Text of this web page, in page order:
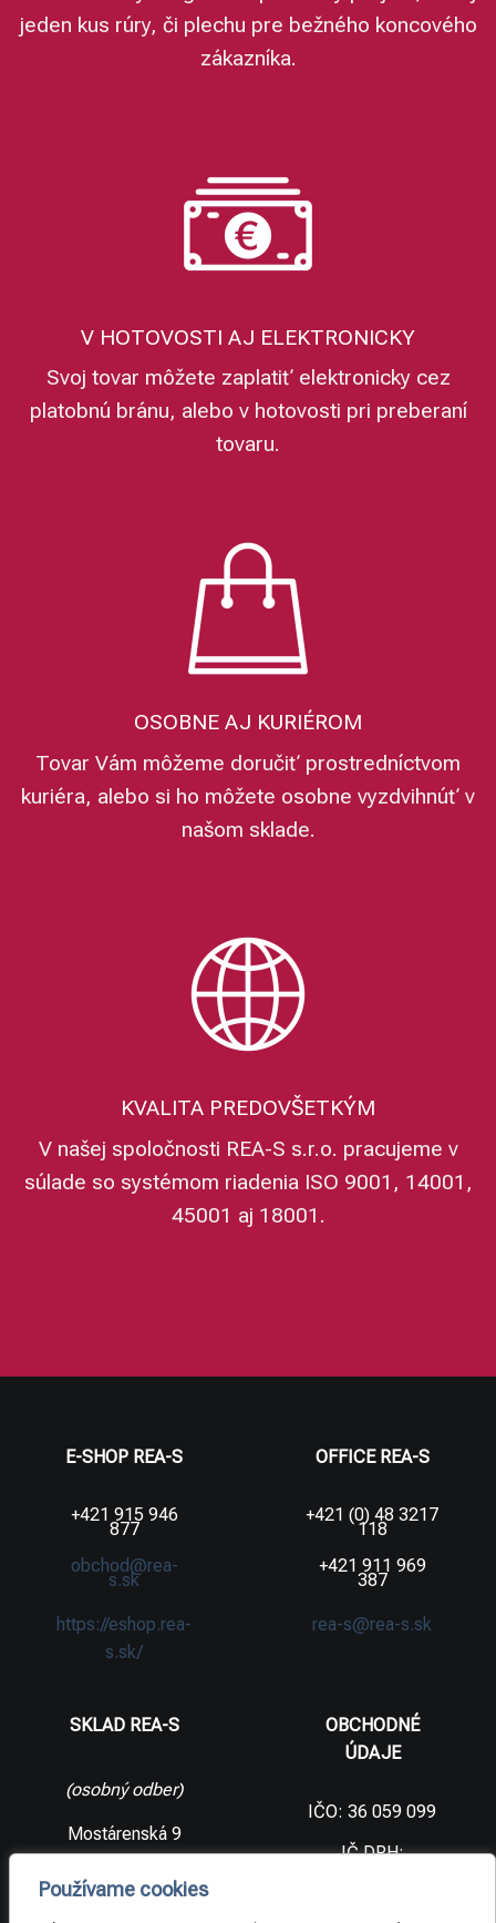
Používame cookies
jeden kus rúry, či plechu pre bežného koncového
zákazníka.
V HOTOVOSTI AJ ELEKTRONICKY
Svoj tovar môžete zaplatiť elektronicky cez
platobnú bránu, alebo v hotovosti pri preberaní
tovaru.
OSOBNE AJ KURIÉROM
Tovar Vám môžeme doručiť prostredníctvom
kuriéra, alebo si ho môžete osobne vyzdvihnúť v
našom sklade.
KVALITA PREDOVŠETKÝM
V našej spoločnosti REA-S s.r.o. pracujeme v
súlade so systémom riadenia ISO 9001, 14001,
45001 aj 18001.
E-SHOP REA-S
+421 915 946
877
obchod@rea-
s.sk
https://eshop.rea-
s.sk/
OFFICE REA-S
+421 (0) 48 3217
118
+421 911 969
387
rea-s@rea-s.sk
SKLAD REA-S
(osobný odber)
Mostárenská 9
OBCHODNÉ
ÚDAJE
IČO: 36 059 099
IČ DPH: